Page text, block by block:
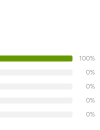
100%
0%
0%
0%
0%